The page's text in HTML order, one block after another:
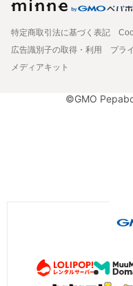
特定商取引法に基づく表記
広告識別子の取得・利用
プラ
メディアキット
©GMO